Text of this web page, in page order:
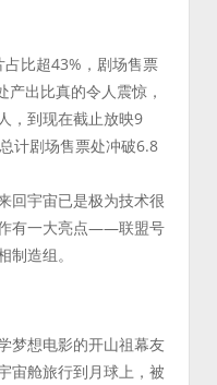
比超43%，剧场售票
出比真的令人震惊，
，到现在截止放映9
计剧场售票处冲破6.8
回宇宙已是极为技术很
有一大亮点——联盟号
造组。
梦想电影的开山祖幕友
宙舱旅行到月球上，被